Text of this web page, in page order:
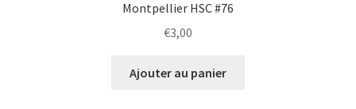
Montpellier HSC #76
€3,00
Ajouter au panier